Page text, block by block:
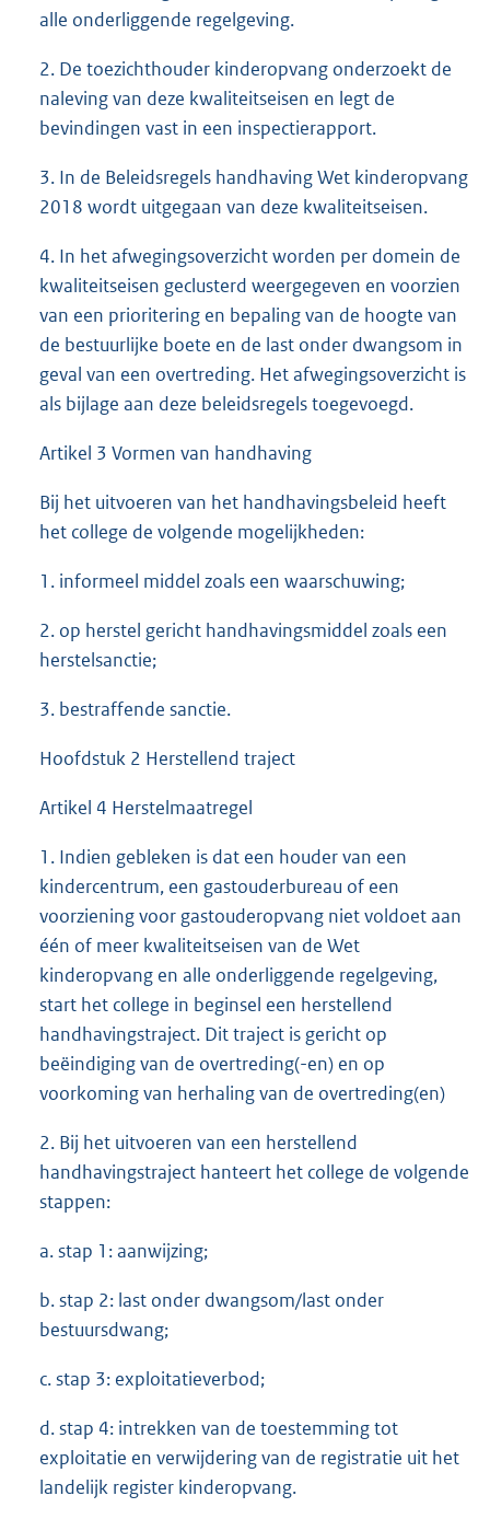
alle onderliggende regelgeving.
2. De toezichthouder kinderopvang onderzoekt de
naleving van deze kwaliteitseisen en legt de
bevindingen vast in een inspectierapport.
3. In de Beleidsregels handhaving Wet kinderopvang
2018 wordt uitgegaan van deze kwaliteitseisen.
4. In het afwegingsoverzicht worden per domein de
kwaliteitseisen geclusterd weergegeven en voorzien
van een prioritering en bepaling van de hoogte van
de bestuurlijke boete en de last onder dwangsom in
geval van een overtreding. Het afwegingsoverzicht is
als bijlage aan deze beleidsregels toegevoegd.
Artikel 3 Vormen van handhaving
Bij het uitvoeren van het handhavingsbeleid heeft
het college de volgende mogelijkheden:
1. informeel middel zoals een waarschuwing;
2. op herstel gericht handhavingsmiddel zoals een
herstelsanctie;
3. bestraffende sanctie.
Hoofdstuk 2 Herstellend traject
Artikel 4 Herstelmaatregel
1. Indien gebleken is dat een houder van een
kindercentrum, een gastouderbureau of een
voorziening voor gastouderopvang niet voldoet aan
één of meer kwaliteitseisen van de Wet
kinderopvang en alle onderliggende regelgeving,
start het college in beginsel een herstellend
handhavingstraject. Dit traject is gericht op
beëindiging van de overtreding(-en) en op
voorkoming van herhaling van de overtreding(en)
2. Bij het uitvoeren van een herstellend
handhavingstraject hanteert het college de volgende
stappen:
a. stap 1: aanwijzing;
b. stap 2: last onder dwangsom/last onder
bestuursdwang;
c. stap 3: exploitatieverbod;
d. stap 4: intrekken van de toestemming tot
exploitatie en verwijdering van de registratie uit het
landelijk register kinderopvang.